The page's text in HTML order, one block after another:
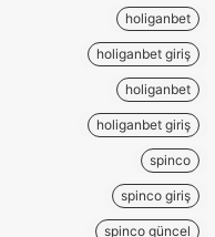
holiganbet
holiganbet giriş
holiganbet
holiganbet giriş
spinco
spinco giriş
spinco güncel